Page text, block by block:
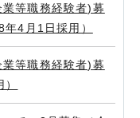
等職務経験者)募
4月1日採用）
等職務経験者)募